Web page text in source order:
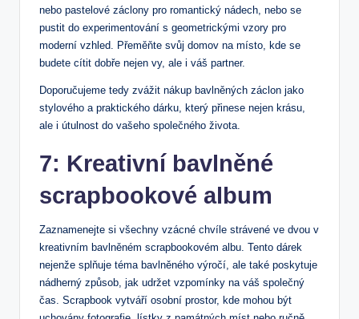
nebo pastelové záclony pro romantický nádech, nebo ⁤se
pustit⁤ do experimentování s geometrickými vzory pro
moderní vzhled. Přeměňte svůj domov na místo, kde se⁤
budete cítit dobře nejen vy, ale i váš partner.
Doporučujeme tedy⁤ zvážit ​nákup bavlněných záclon ​jako
stylového ​a praktického dárku, který‍ přinese nejen krásu,
ale i útulnost do vašeho společného života.
7: Kreativní bavlněné
scrapbookové album
Zaznamenejte si všechny vzácné chvíle ‌strávené ve dvou‍ v
kreativním bavlněném scrapbookovém albu. Tento dárek
nejenže splňuje ⁤téma bavlněného výročí, ale také poskytuje
nádherný způsob,⁣ jak udržet ​vzpomínky na ‌váš společný
čas. Scrapbook vytváří osobní ‌prostor, kde mohou být